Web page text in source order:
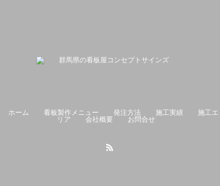
ホーム 看板製作メニュー 発注方法 施工実績
施工エ
リア
会社概要 お問合せ